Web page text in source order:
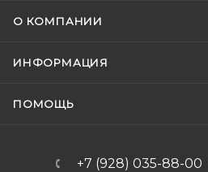
О КОМПАНИИ
ИНФОРМАЦИЯ
ПОМОЩЬ
+7 (928) 035-88-00